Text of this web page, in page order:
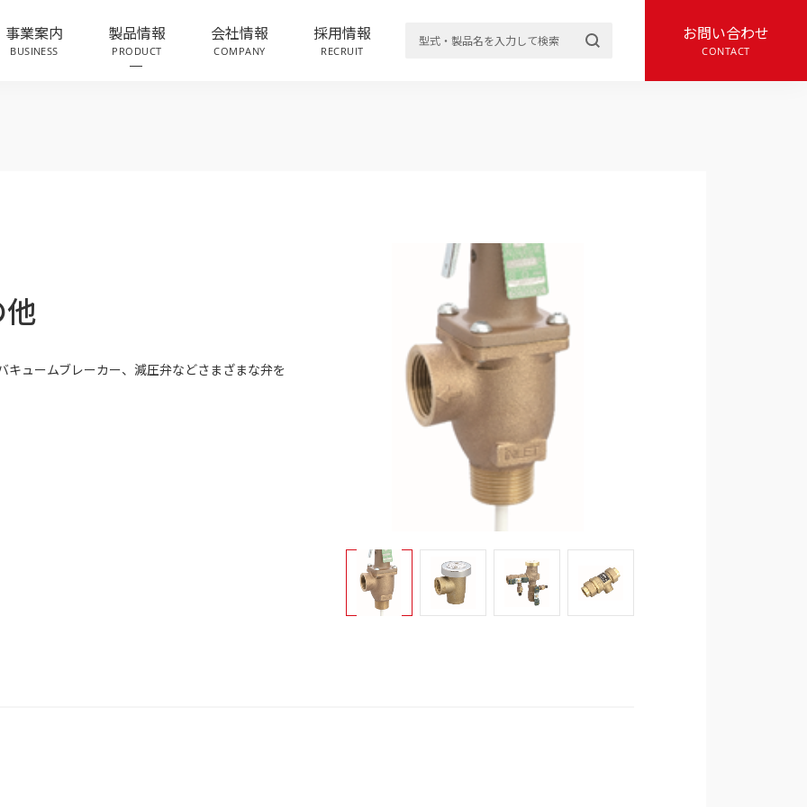
事業案内
BUSINESS
製品情報
PRODUCT
会社情報
COMPANY
採用情報
RECRUIT
お問い合わせ
CONTACT
ュームブレーカー、減圧弁などさまざまな弁を